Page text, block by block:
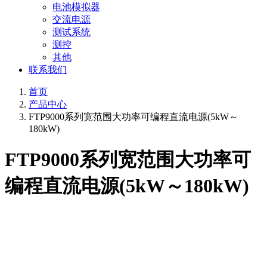
电池模拟器
交流电源
测试系统
测控
其他
联系我们
首页
产品中心
FTP9000系列宽范围大功率可编程直流电源(5kW～
180kW)
FTP9000系列宽范围大功率可
编程直流电源(5kW～180kW)